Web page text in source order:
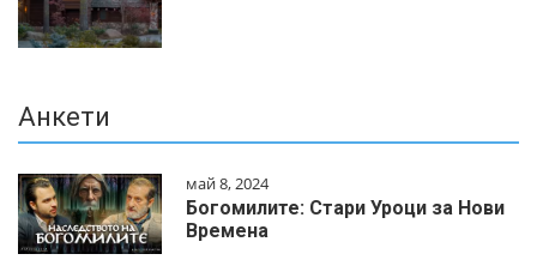
Анкети
май 8, 2024
Богомилите: Стари Уроци за Нови
Времена